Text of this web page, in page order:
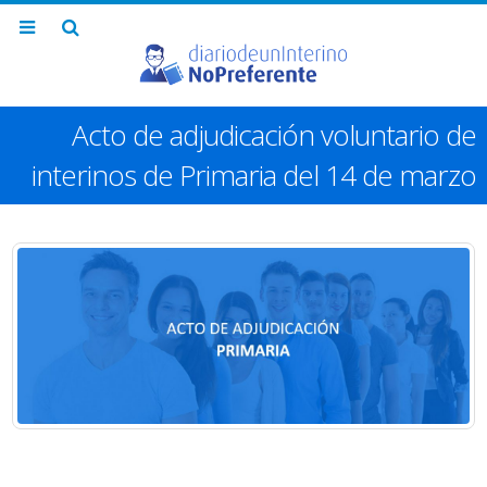
Acto de adjudicación voluntario de
interinos de Primaria del 14 de marzo